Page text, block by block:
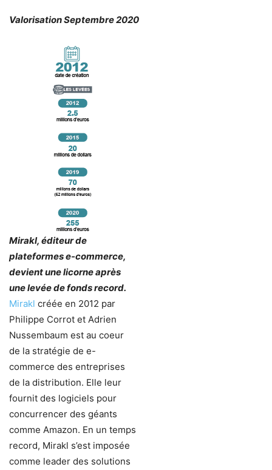
Valorisation Septembre 2020
Mirakl, éditeur de
plateformes e-commerce,
devient une licorne après
une levée de fonds record.
Mirakl créée en 2012 par
Philippe Corrot et Adrien
Nussembaum est au coeur
de la stratégie de e-
commerce des entreprises
de la distribution. Elle leur
fournit des logiciels pour
concurrencer des géants
comme Amazon. En un temps
record, Mirakl s’est imposée
comme leader des solutions